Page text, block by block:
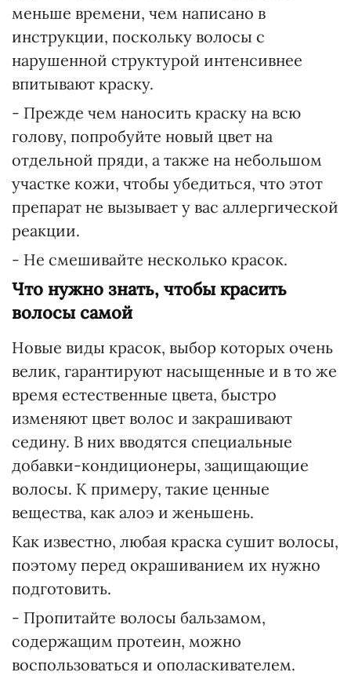
меньше времени, чем написано в
инструкции, поскольку волосы с
нарушенной структурой интенсивнее
впитывают краску.
- Прежде чем наносить краску на всю
голову, попробуйте новый цвет на
отдельной пряди, а также на небольшом
участке кожи, чтобы убедиться, что этот
препарат не вызывает у вас аллергической
реакции.
- Не смешивайте несколько красок.
Что нужно знать, чтобы красить
волосы самой
Новые виды красок, выбор которых очень
велик, гарантируют насыщенные и в то же
время естественные цвета, быстро
изменяют цвет волос и закрашивают
седину. В них вводятся специальные
добавки-кондиционеры, защищающие
волосы. К примеру, такие ценные
вещества, как алоэ и женьшень.
Как известно, любая краска сушит волосы,
поэтому перед окрашиванием их нужно
подготовить.
- Пропитайте волосы бальзамом,
содержащим протеин, можно
воспользоваться и ополаскивателем.